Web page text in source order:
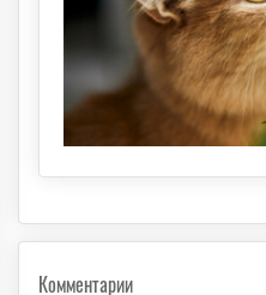
Комментарии